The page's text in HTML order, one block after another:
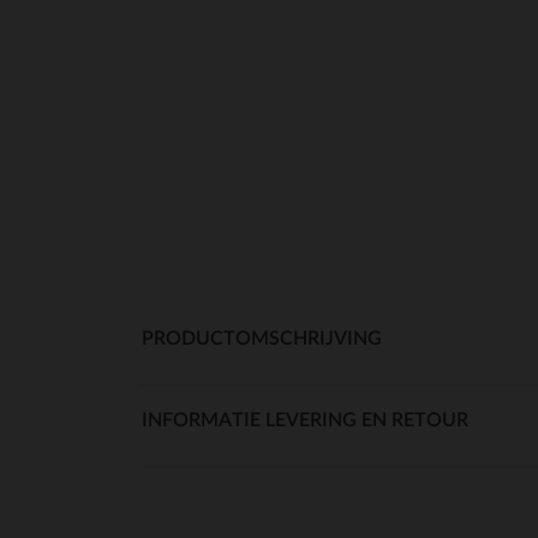
PRODUCTOMSCHRIJVING
INFORMATIE LEVERING EN RETOUR